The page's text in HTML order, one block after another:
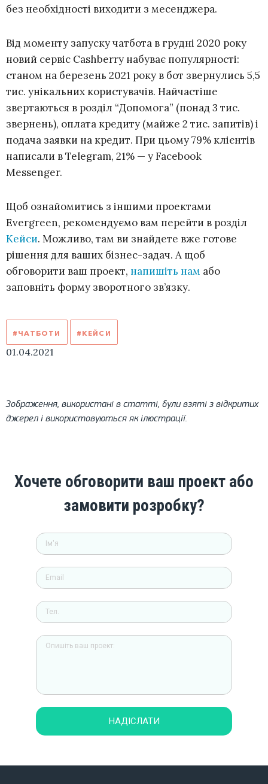
без необхідності виходити з месенджера.
Від моменту запуску чатбота в грудні 2020 року
новий сервіс Cashberry набуває популярності:
станом на березень 2021 року в бот звернулись 5,5
тис. унікальних користувачів. Найчастіше
звертаються в розділ “Допомога” (понад 3 тис.
звернень), оплата кредиту (майже 2 тис. запитів) і
подача заявки на кредит. При цьому 79% клієнтів
написали в Telegram, 21% — у Facebook
Messenger.
Щоб ознайомитись з іншими проектами
Evergreen, рекомендуємо вам перейти в розділ
Кейси. Можливо, там ви знайдете вже готове
рішення для ваших бізнес-задач. А щоб
обговорити ваш проект, напишіть нам або
заповніть форму зворотного зв’язку.
#ЧАТБОТИ #КЕЙСИ
01.04.2021
Зображення, використані в статті, були взяті з відкритих
джерел і використовуються як ілюстрації.
Хочете обговорити ваш проект або
замовити розробку?
НАДІСЛАТИ